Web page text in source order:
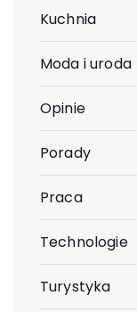
Kuchnia
Moda i uroda
Opinie
Porady
Praca
Technologie
Turystyka